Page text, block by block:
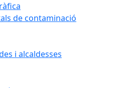
de contaminació
i alcaldesses